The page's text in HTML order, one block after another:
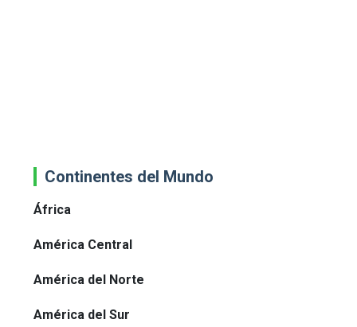
Continentes del Mundo
África
América Central
América del Norte
América del Sur